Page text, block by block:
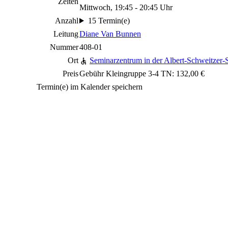
Mittwoch, 19:45 - 20:45 Uhr
Anzahl
15 Termin(e)
LeitungDiane Van Bunnen
Nummer408-01
Ort
Seminarzentrum in der Albert-Schweitzer-
PreisGebühr Kleingruppe 3-4 TN: 132,00 €
Termin(e) im Kalender speichern